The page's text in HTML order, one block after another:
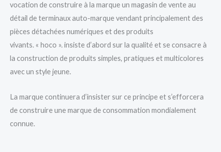
vocation de construire à la marque un magasin de vente au
détail de terminaux auto-marque vendant principalement des
pièces détachées numériques et des produits
vivants. « hoco ». insiste d’abord sur la qualité et se consacre à
la construction de produits simples, pratiques et multicolores
avec un style jeune.
La marque continuera d’insister sur ce principe et s’efforcera
de construire une marque de consommation mondialement
connue.